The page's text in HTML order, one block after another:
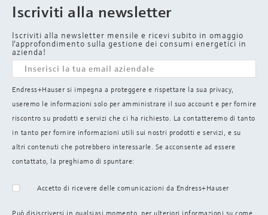
Iscriviti alla newsletter
Iscriviti alla newsletter mensile e ricevi subito in omaggio
l'approfondimento sulla gestione dei consumi energetici in
azienda!
Endress+Hauser si impegna a proteggere e rispettare la sua privacy,
useremo le informazioni solo per amministrare il suo account e per fornire
riscontro su prodotti e servizi che ci ha richiesto. La contatteremo di tanto
in tanto per fornire informazioni utili sui nostri prodotti e servizi, e su
altri contenuti che potrebbero interessarle. Se acconsente ad essere
contattato, la preghiamo di spuntare:
Accetto di ricevere delle comunicazioni da Endress+Hauser
Può disiscriversi in qualsiasi momento, per ulteriori informazioni su come